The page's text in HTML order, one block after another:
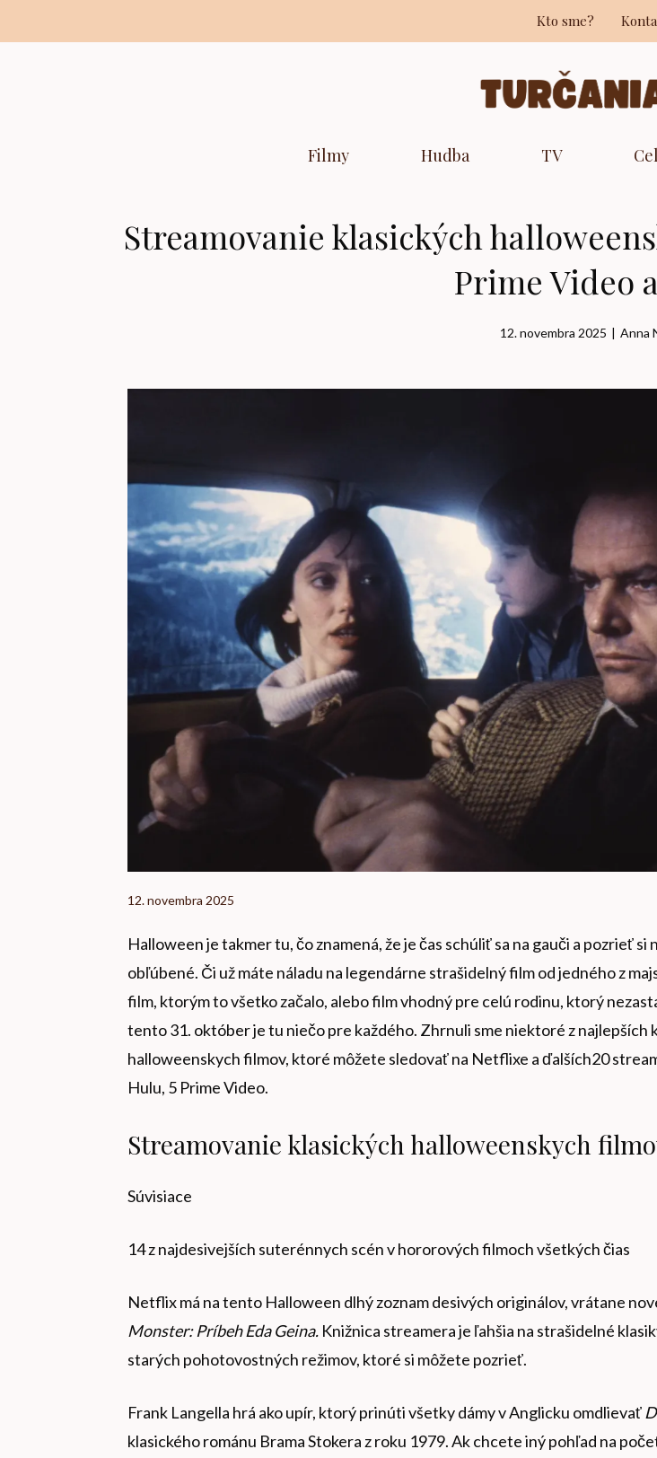
na
Kto sme?
Filmy Hudba TV
Streamovanie klasických
Prime Video
12. novembra 2025 | Anna
12. novembra 2025
Halloween je takmer tu, čo znamená, že je čas schúliť sa na gauči a pozrieť si
obľúbené. Či už máte náladu na legendárne strašidelný film od jedného z
film, ktorým to všetko začalo, alebo film vhodný pre celú rodinu, ktorý
tento 31. október je tu niečo pre každého. Zhrnuli sme niektoré z najlepších
halloweenskych filmov, ktoré môžete sledovať na Netflixe a ďalších20
Hulu, 5 Prime Video.
Streamovanie klasických halloweenskych
Súvisiace
14 z najdesivejších suterénnych scén v hororových filmoch všetkých čias
Netflix má na tento Halloween dlhý zoznam desivých originálov, vrátane
Monster: Príbeh Eda Geina. Knižnica streamera je ľahšia na strašidelné
starých pohotovostných režimov, ktoré si môžete pozrieť.
Frank Langella hrá ako upír, ktorý prinúti všetky dámy v Anglicku omdlievať
klasického románu Brama Stokera z roku 1979. Ak chcete iný pohľad na